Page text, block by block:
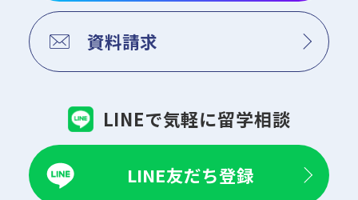
資料請求
LINEで気軽に留学相談
LINE友だち登録